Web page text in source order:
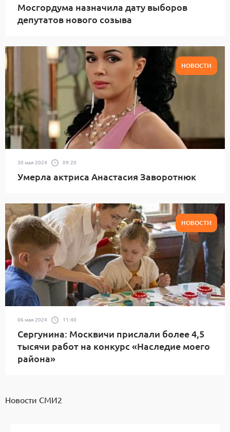
Мосгордума назначила дату выборов
депутатов нового созыва
НОВОСТИ
30 мая 2024 09:20
Умерла актриса Анастасия Заворотнюк
НОВОСТИ
06 мая 2024 11:40
Сергунина: Москвичи прислали более 4,5
тысячи работ на конкурс «Наследие моего
района»
Новости СМИ2